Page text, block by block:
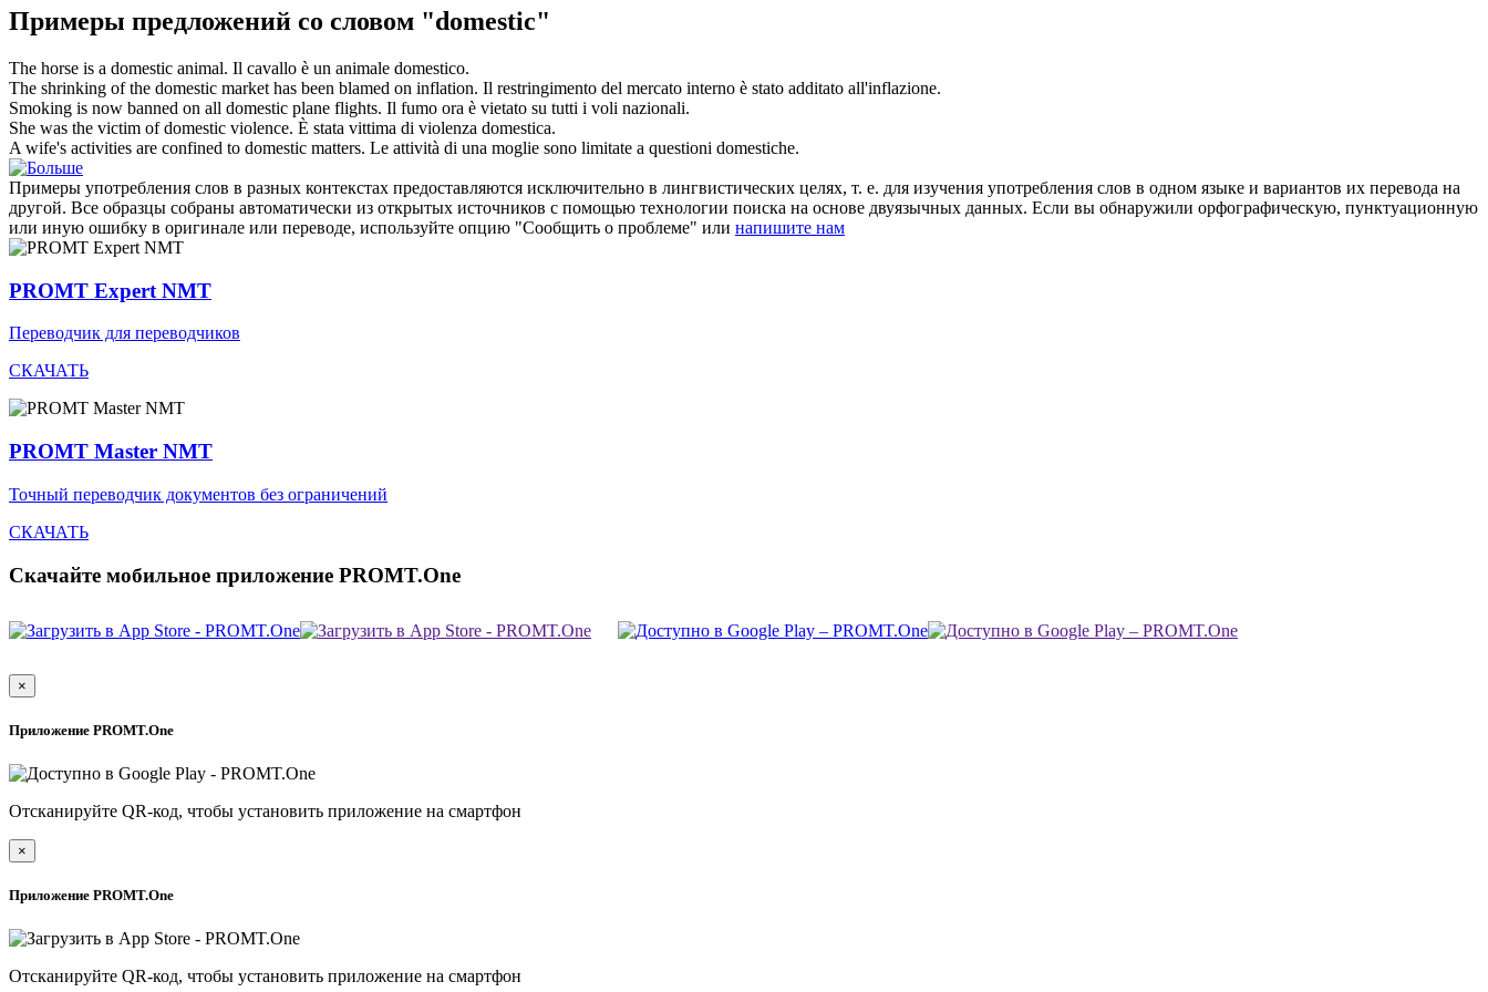
Примеры предложений со словом "domestic"
The horse is a domestic animal. Il cavallo è un animale domestico.
The shrinking of the domestic market has been blamed on inflation. Il restringimento del mercato interno è stato additato all'inflazione.
Smoking is now banned on all domestic plane flights. Il fumo ora è vietato su tutti i voli nazionali.
She was the victim ofdomestic violence. È stata vittima di violenza domestica.
A wife's activities are confined to domestic matters. Le attività di una moglie sono limitate a questioni domestiche.
Примеры употребления слов в разных контекстах предоставляются исключительно в лингвистических целях, т. е. для изучения употребления слов в одном языке и вариантов их перевода на
другой. Все образцы собраны автоматически из открытых источников с помощью технологии поиска на основе двуязычных данных. Если вы обнаружили орфографическую, пунктуационную
или иную ошибку в оригинале или переводе, используйте опцию "Сообщить о проблеме" или напишите нам
PROMT Expert NMT
Переводчик для переводчиков
СКАЧАТЬ
PROMT Master NMT
Точный переводчик документов без ограничений
СКАЧАТЬ
Скачайте мобильное приложение PROMT.One
×
Приложение PROMT.One
Отсканируйте QR-код, чтобы установить приложение на смартфон
×
Приложение PROMT.One
Отсканируйте QR-код, чтобы установить приложение на смартфон